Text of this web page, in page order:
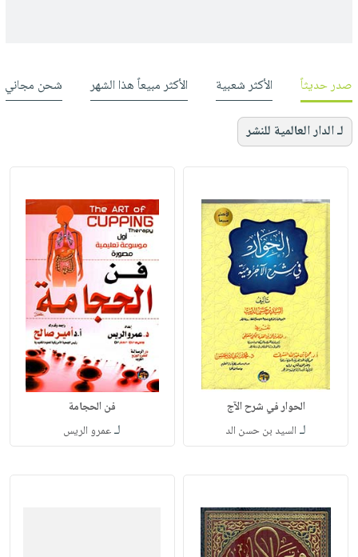
صدر حديثاً الأكثر شعبية الأكثر مبيعاً هذا الشهر شحن مجاني
لـ الدار العالمية للنشر
الحوار في شرح الآج
لـ السيد بن حسن الد
فن الحجامة
لـعمرو الريس